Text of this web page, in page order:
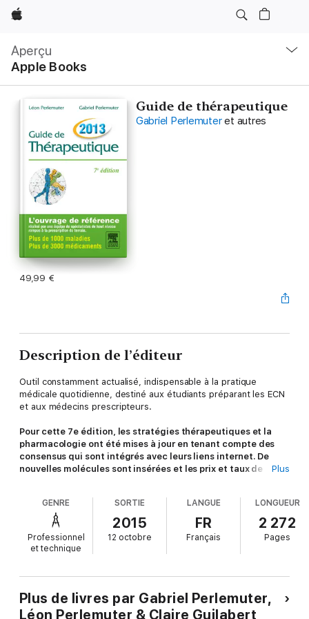
Apple
Aperçu
Apple Books
locale
Ouvrir
menu
Guide de thérapeutique
Gabriel Perlemuter et autres
49,99 €
Description de l’éditeur
Outil constamment actualisé, indispensable à la pratique
médicale quotidienne, destiné aux étudiants préparant les ECN
et aux médecins prescripteurs.
Pour cette 7e édition, les stratégies thérapeutiques et la
pharmacologie ont été mises à jour en tenant compte des
consensus qui sont intégrés avec leurs liens internet. De
nouvelles molécules sont insérées et les prix et taux de
chaque pathologie, en vis-à-vis :
Les bonnes pratiques cliniques
- les éléments indispensables à la stratégie de prescription ;
- les meilleurs choix de traitement tenant compte des
consensus lorsqu'ils existent ;
- les aléas et problèmes éventuels ;
- les adaptations thérapeutiques au cours du suivi médical.
Plus
GENRE
Professionnel
et technique
SORTIE
2015
12 octobre
LANGUE
FR
Français
LONGUEUR
2 272
Pages
Plus de livres par Gabriel Perlemuter,
Léon Perlemuter & Claire Guilabert